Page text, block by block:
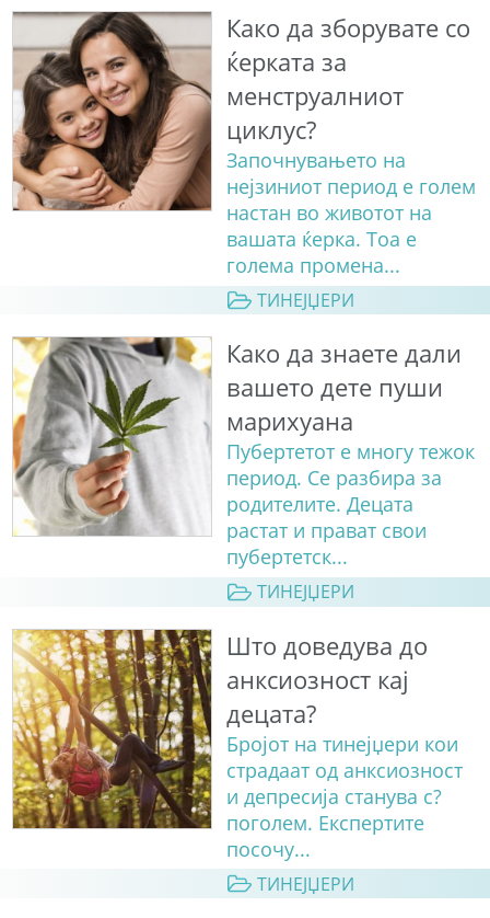
Како да зборувате со
ќерката за
менструалниот
циклус?
Започнувањето на
нејзиниот период е голем
настан во животот на
вашата ќерка. Тоа е
голема промена...
ТИНЕЈЏЕРИ
Како да знаете дали
вашето дете пуши
марихуана
Пубертетот е многу тежок
период. Се разбира за
родителите. Децата
растат и прават свои
пубертетск...
ТИНЕЈЏЕРИ
Што доведува до
анксиозност кај
децата?
Бројот на тинејџери кои
страдаат од анксиозност
и депресија станува с?
поголем. Експертите
посочу...
ТИНЕЈЏЕРИ